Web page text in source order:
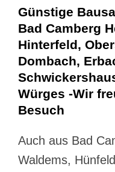
Günstige
Bad Camberg
Hinterfeld,
Dombach,
Würges -Wir
Besuch
Auch aus Bad
Waldems,